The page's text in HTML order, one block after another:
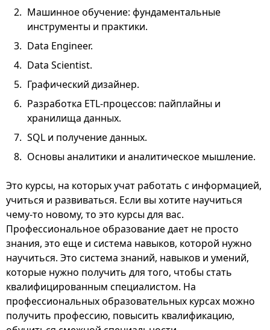
Машинное обучение: фундаментальные
инструменты и практики.
Data Engineer.
Data Scientist.
Графический дизайнер.
Разработка ETL-процессов: пайплайны и
хранилища данных.
SQL и получение данных.
Основы аналитики и аналитическое мышление.
Это курсы, на которых учат работать с информацией,
учиться и развиваться. Если вы хотите научиться
чему-то новому, то это курсы для вас.
Профессиональное образование дает не просто
знания, это еще и система навыков, которой нужно
научиться. Это система знаний, навыков и умений,
которые нужно получить для того, чтобы стать
квалифицированным специалистом. На
профессиональных образовательных курсах можно
получить профессию, повысить квалификацию,